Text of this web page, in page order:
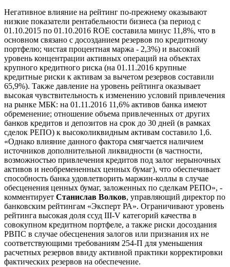
Негативное влияние на рейтинг по-прежнему оказывают
низкие показатели рентабельности бизнеса (за период с
01.10.2015 по 01.10.2016 ROE составила минус 11,8%, что в
основном связано с досозданием резервов по кредитному
портфелю; чистая процентная маржа - 2,3%) и высокий
уровень концентрации активных операций на объектах
крупного кредитного риска (на 01.11.2016 крупные
кредитные риски к активам за вычетом резервов составили
65,9%). Также давление на уровень рейтинга оказывает
высокая чувствительность к изменению условий привлечения
на рынке МБК: на 01.11.2016 11,6% активов банка имеют
обременение; отношение объема привлеченных от других
банков кредитов и депозитов на срок до 30 дней (в рамках
сделок РЕПО) к высоколиквидным активам составило 1,6.
«Однако влияние данного фактора смягчается наличием
источников дополнительной ликвидности (в частности,
возможностью привлечения кредитов под залог нерыночных
активов и необремененных ценных бумаг), что обеспечивает
способность банка удовлетворить маржин-коллы в случае
обесценения ценных бумаг, заложенных по сделкам РЕПО», -
комментирует Станислав Волков, управляющий директор по
банковским рейтингам «Эксперт РА». Ограничивают уровень
рейтинга высокая доля ссуд III-V категорий качества в
совокупном кредитном портфеле, а также риски досоздания
РВПС в случае обесценения залогов или признания их не
соответствующими требованиям 254-П для уменьшения
расчетных резервов ввиду активной практики корректировки
фактических резервов на обеспечение.